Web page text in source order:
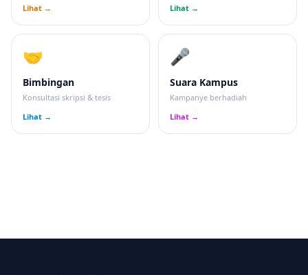
Lihat →
Lihat →
🤝
Bimbingan
Konsultasi skripsi & tesis
Lihat →
🎤
Suara Kampus
Kampanye berhadiah
Lihat →